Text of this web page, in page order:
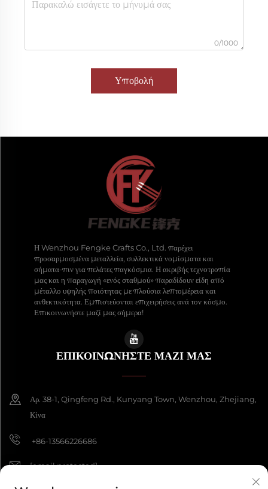
0/1000
Υποβολή
Η Wenzhou Fengke Crafts Co., Ltd. παρέχει
προσαρμοσμένα μεταλλεία, συλλεκτικά νομίσματα και
σήματα-πιν για πελάτες παγκόσμια. Η ακριβής τεχνοτροπία
μας και η παραγωγή «ενός σταθμού» παραδίδουν είδη από
μέταλλο υψηλής ποιότητας με πλούσια λεπτομέρεια και
ανθεκτικότητα. Εμπιστεύονται επιχειρήσεις ανά τον κόσμο.
Επικοινωνήστε μαζί μας σήμερα!
ΕΠΙΚΟΙΝΩΝΉΣΤΕ ΜΑΖΊ ΜΑΣ
Αρ. 38-1, Qingfeng Rd., Kunyang Town, Wenzhou, Zhejiang,
Κίνα
+86-13566226686
[email protected]